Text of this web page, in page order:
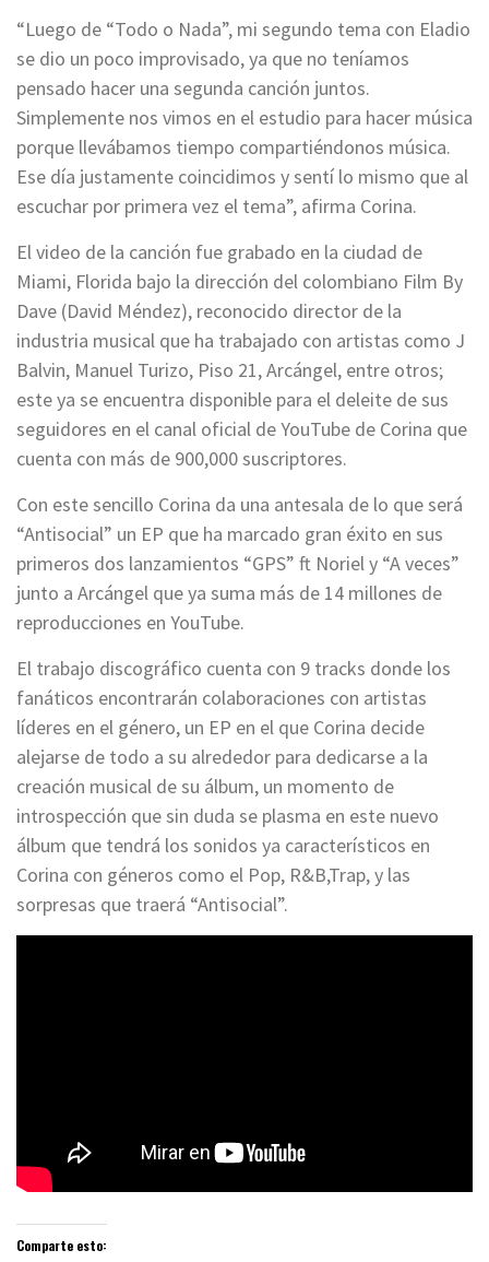
“Luego de “Todo o Nada”, mi segundo tema con Eladio
se dio un poco improvisado, ya que no teníamos
pensado hacer una segunda canción juntos.
Simplemente nos vimos en el estudio para hacer música
porque llevábamos tiempo compartiéndonos música.
Ese día justamente coincidimos y sentí lo mismo que al
escuchar por primera vez el tema”, afirma Corina.
El video de la canción fue grabado en la ciudad de
Miami, Florida bajo la dirección del colombiano Film By
Dave (David Méndez), reconocido director de la
industria musical que ha trabajado con artistas como J
Balvin, Manuel Turizo, Piso 21, Arcángel, entre otros;
este ya se encuentra disponible para el deleite de sus
seguidores en el canal oficial de YouTube de Corina que
cuenta con más de 900,000 suscriptores.
Con este sencillo Corina da una antesala de lo que será
“Antisocial” un EP que ha marcado gran éxito en sus
primeros dos lanzamientos “GPS” ft Noriel y “A veces”
junto a Arcángel que ya suma más de 14 millones de
reproducciones en YouTube.
El trabajo discográfico cuenta con 9 tracks donde los
fanáticos encontrarán colaboraciones con artistas
líderes en el género, un EP en el que Corina decide
alejarse de todo a su alrededor para dedicarse a la
creación musical de su álbum, un momento de
introspección que sin duda se plasma en este nuevo
álbum que tendrá los sonidos ya característicos en
Corina con géneros como el Pop, R&B,Trap, y las
sorpresas que traerá “Antisocial”.
Comparte esto: